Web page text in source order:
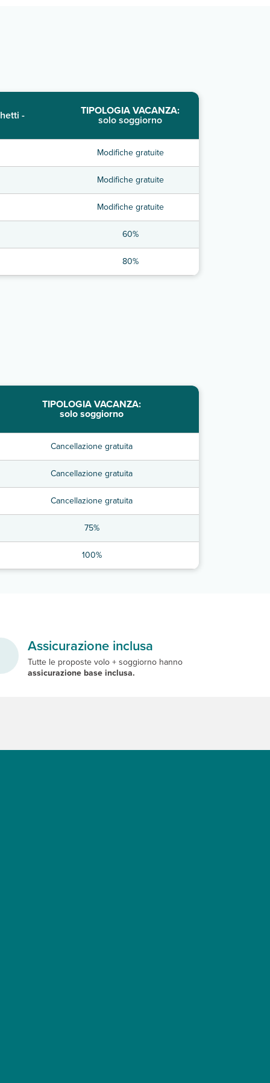
- TIPOLOGIA VACANZA:
solo soggiorno
Modifiche gratuite
Modifiche gratuite
Modifiche gratuite
60%
80%
TIPOLOGIA VACANZA:
solo soggiorno
Cancellazione gratuita
Cancellazione gratuita
Cancellazione gratuita
75%
100%
Assicurazione inclusa
Tutte le proposte volo + soggiorno hanno
assicurazione base inclusa.